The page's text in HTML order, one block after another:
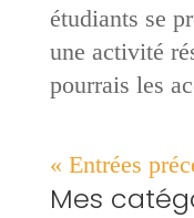
étudiants se
une activité
pourrais les
« Entrées
Mes